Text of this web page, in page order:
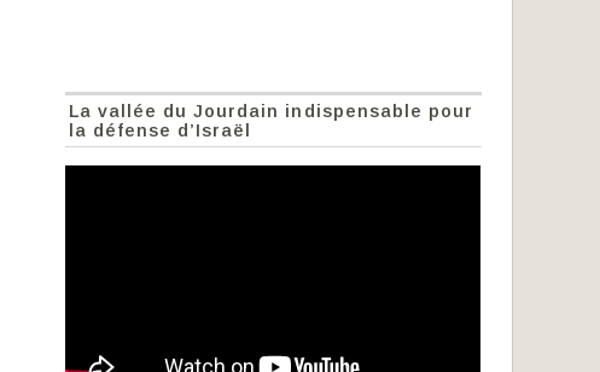
La vallée du Jourdain indispensable pour
la défense d’Israël